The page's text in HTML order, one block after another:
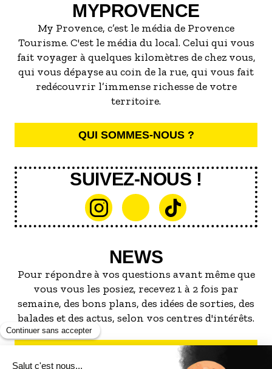
MYPROVENCE
My Provence, c’est le média de Provence
Tourisme. C'est le média du local. Celui qui vous
fait voyager à quelques kilomètres de chez vous,
qui vous dépayse au coin de la rue, qui vous fait
redécouvrir l’immense richesse de votre
territoire.
QUI SOMMES-NOUS ?
SUIVEZ-NOUS !
NEWS
Pour répondre à vos questions avant même que
vous vous les posiez, recevez 1 à 2 fois par
semaine, des bons plans, des idées de sorties, des
balades et des actus, selon vos centres d'intérêts.
S'INSCRIRE À LA NEWSLETTER